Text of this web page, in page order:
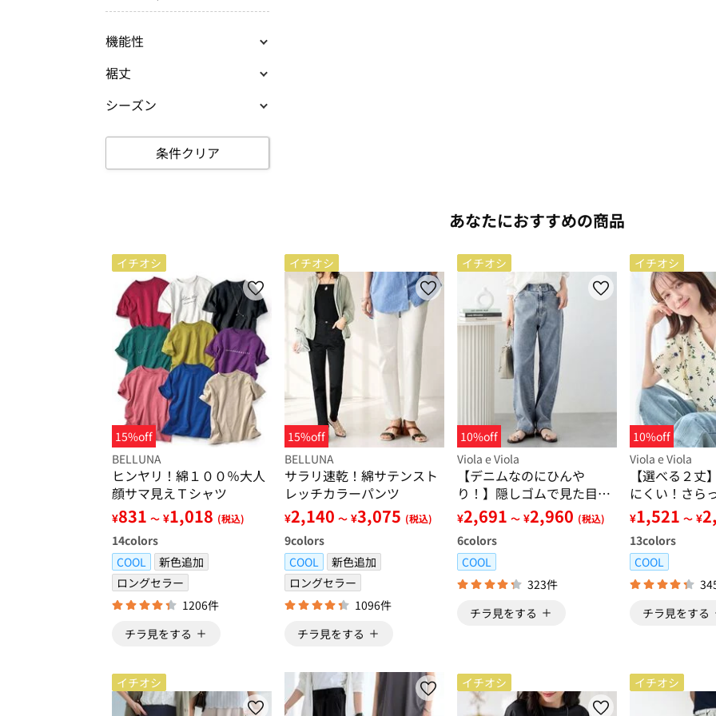
機能性
裾丈
シーズン
条件クリア
あなたにおすすめの商品
イチオシ
15%off
BELLUNA
ヒンヤリ！綿１００％大人
顔サマ見えＴシャツ
¥831 ～ ¥1,018 (税込)
14colors
COOL
新色追加
ロングセラー
1206件
チラ見をする
イチオシ
15%off
BELLUNA
サラリ速乾！綿サテンスト
レッチカラーパンツ
¥2,140 ～ ¥3,075 (税込)
9colors
COOL
新色追加
ロングセラー
1096件
チラ見をする
イチオシ
10%off
Viola e Viola
【デニムなのにひんや
り！】隠しゴムで見た目す
っきり！ストレッチ楽ちん
デニム
¥2,691 ～ ¥2,960 (税込)
6colors
COOL
323件
チラ見をする
イチオシ
10%off
Viola e Viola
【選べる２丈
にくい！さら
アスリーブブ
¥1,521 ～ ¥
13colors
COOL
チラ見をする
イチオシ イチオシ イチオシ